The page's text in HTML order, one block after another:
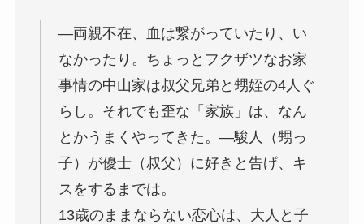
―両親不在、血は繋がっていたり、い
なかったり。ちょっとフクザツなお家
事情の中山家は叔父兄弟と甥姪の4人ぐ
らし。それでも歪な「家族」は、なん
とかうまくやってきた。―駿人（甥っ
子）が優士（叔父）に好きと告げ、キ
スをするまでは。
13歳のままならない恋心は、大人と子